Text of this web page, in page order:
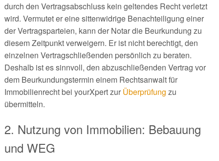
durch den Vertragsabschluss kein geltendes Recht verletzt
wird. Vermutet er eine sittenwidrige Benachteiligung einer
der Vertragsparteien, kann der Notar die Beurkundung zu
diesem Zeitpunkt verweigern. Er ist nicht berechtigt, den
einzelnen Vertragschließenden persönlich zu beraten.
Deshalb ist es sinnvoll, den abzuschließenden Vertrag vor
dem Beurkundungstermin einem Rechtsanwalt für
Immobilienrecht bei yourXpert zur Überprüfung zu
übermitteln.
2. Nutzung von Immobilien: Bebauung
und WEG